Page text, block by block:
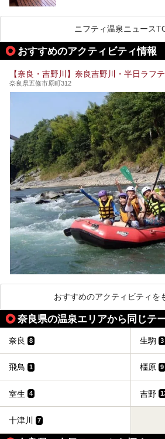
芯までじんわり温まってリラッ
今回は、奈良で行けるおすすめ
したいと思います。
まれるくらい日本人の心を捉え
ります。それは奈良県の吉野山
す。また吉野山を含む「紀伊山
コの世界遺産に登録されており
開湯300年と歴史のある霊験あ
今回は奈良県吉野のおすすめ
ニフティ温泉ニュース
おすすめのアクティビティ情報
【奈良・吉野川】奈良吉野川・半日ラフ
奈良県五條市原町312
おすすめのアクティビティを
奈良県の温泉エリアから同じテ
奈良 8 生駒 3
飛鳥 1 橿原 9
室生 4 吉野
十津川 7